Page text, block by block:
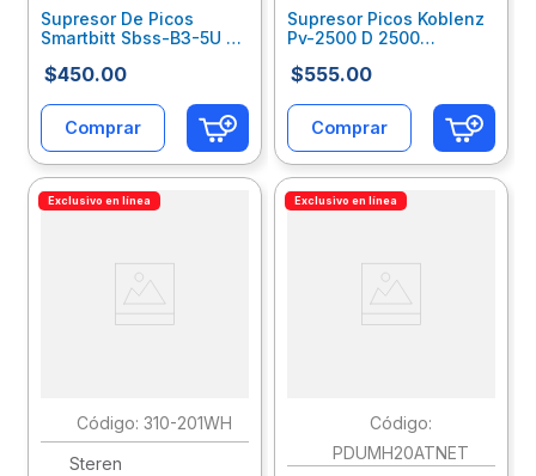
Supresor De Picos
Smartbitt Sbss-B3-5U 3
Usb Swereuab029
$450.00
Comprar
Supresor Picos Koblenz
Pv-2500 D 2500
Desconexión Automática
Kbcsupab005
$555.00
Comprar
Exclusivo en línea
: 310-201WH
Steren
Exclusivo en línea
:
PDUMH20ATNET